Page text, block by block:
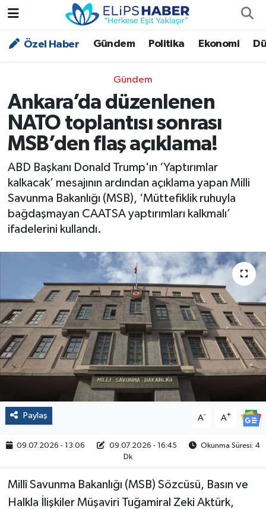
Özel Haber Gündem Politika Ekonomi
Gündem
Ankara’da düzenlenen
NATO toplantısı sonrası
MSB’den flaş açıklama!
ABD Başkanı Donald Trump'ın ‘Yaptırımlar
kalkacak’ mesajının ardından açıklama yapan Milli
Savunma Bakanlığı (MSB), ‘Müttefiklik ruhuyla
bağdaşmayan CAATSA yaptırımları kalkmalı’
ifadelerini kullandı.
Paylaş A- A+
09.07.2026 - 13:06 09.07.2026 - 16:45
Okunma Süresi: 4
Dk
Millî Savunma Bakanlığı (MSB) Sözcüsü, Basın ve
Halkla İlişkiler Müşaviri Tuğamiral Zeki Aktürk,
Özel Haber
Asayiş
Bilim - Teknoloji
Çevre - İklim
Dünya
Kültür - Sanat
Politika
Sağlık
Spor
Yaşam
Çalışma Hayatı
Yurt
2024 Seçim Sonuçları
Nöbetçi Eczaneler
Trafik Durumu
Süper Lig Puan Durumu ve Fikstür
Tüm Manşetler
Son Dakika Haberleri